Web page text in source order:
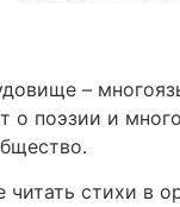
–
о поэзии и
стихи в